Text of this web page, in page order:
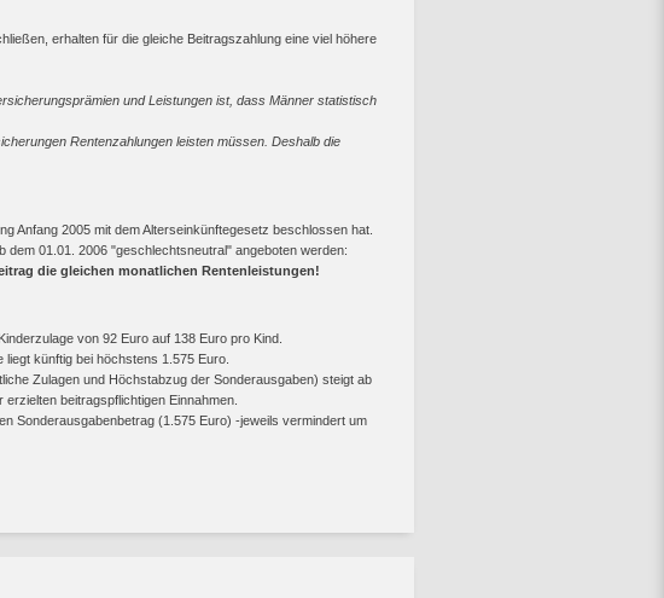
erhalten für die gleiche Beitragszahlung eine viel höhere
und Leistungen ist, dass Männer statistisch
Rentenzahlungen leisten müssen. Deshalb die
Anfang 2005 mit dem Alterseinkünftegesetz beschlossen hat.
01.01. 2006 "geschlechtsneutral" angeboten werden:
die gleichen monatlichen Rentenleistungen!
von 92 Euro auf 138 Euro pro Kind.
liegt künftig bei höchstens 1.575 Euro.
Zulagen und Höchstabzug der Sonderausgaben) steigt ab
beitragspflichtigen Einnahmen.
Sonderausgabenbetrag (1.575 Euro) -jeweils vermindert um